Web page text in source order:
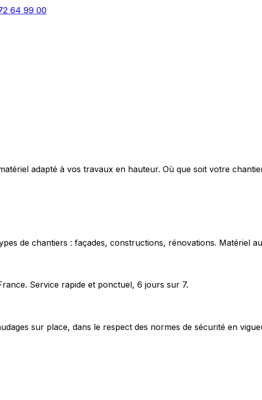
64 99 00
adapté à vos travaux en hauteur. Où que soit votre
de chantiers : façades, constructions, rénovations. Matériel
Service rapide et ponctuel, 6 jours sur 7.
sur place, dans le respect des normes de sécurité en